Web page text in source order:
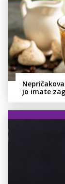
jo imate